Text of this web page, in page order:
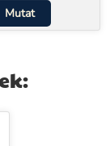
Mutat